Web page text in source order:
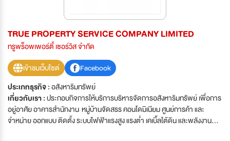
TRUE PROPERTY SERVICE COMPANY LIMITED
ทรูพร็อพเพอร์ตี้ เซอร์วิส จำกัด
เข้าชมเว็บไซต์
Facebook
ประเภทธุรกิจ :อสังหาริมทรัพย์
เกี่ยวกับเรา :ประกอบกิจการให้บริการบริหารจัดการอสังหาริมทรัพย์ เพื่อการ
อยู่อาศัย อาคารสำนักงาน หมู่บ้านจัดสรร คอนโดมิเนียม ศูนย์การค้า และ
จำหน่าย ออกแบบ ติดตั้ง ระบบไฟฟ้าแรงสูง แรงต่ำ เคเบิ้ลใต้ดิน และพลังงาน